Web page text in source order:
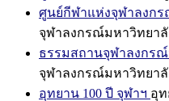
ศูนย์กีฬาแห่งจุฬาลงก
จุฬาลงกรณ์มหาวิทยาลั
ธรรมสถานจุฬาลงกร
จุฬาลงกรณ์มหาวิทยาลั
อุทยาน 100 ปี จุฬาฯ อุท